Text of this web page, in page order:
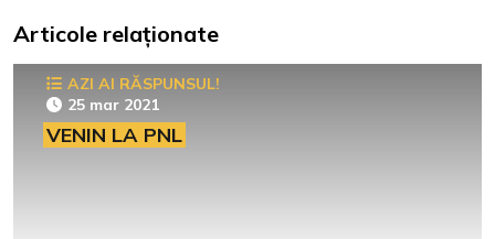
Articole relaționate
AZI AI RĂSPUNSUL!
25 mar 2021
VENIN LA PNL